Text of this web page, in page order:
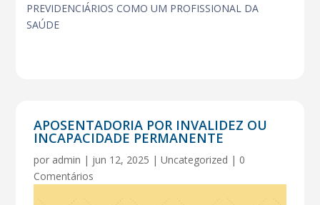
PREVIDENCIÁRIOS COMO UM PROFISSIONAL DA
SAÚDE
APOSENTADORIA POR INVALIDEZ OU
INCAPACIDADE PERMANENTE
por admin | jun 12, 2025 |Uncategorized | 0
Comentários